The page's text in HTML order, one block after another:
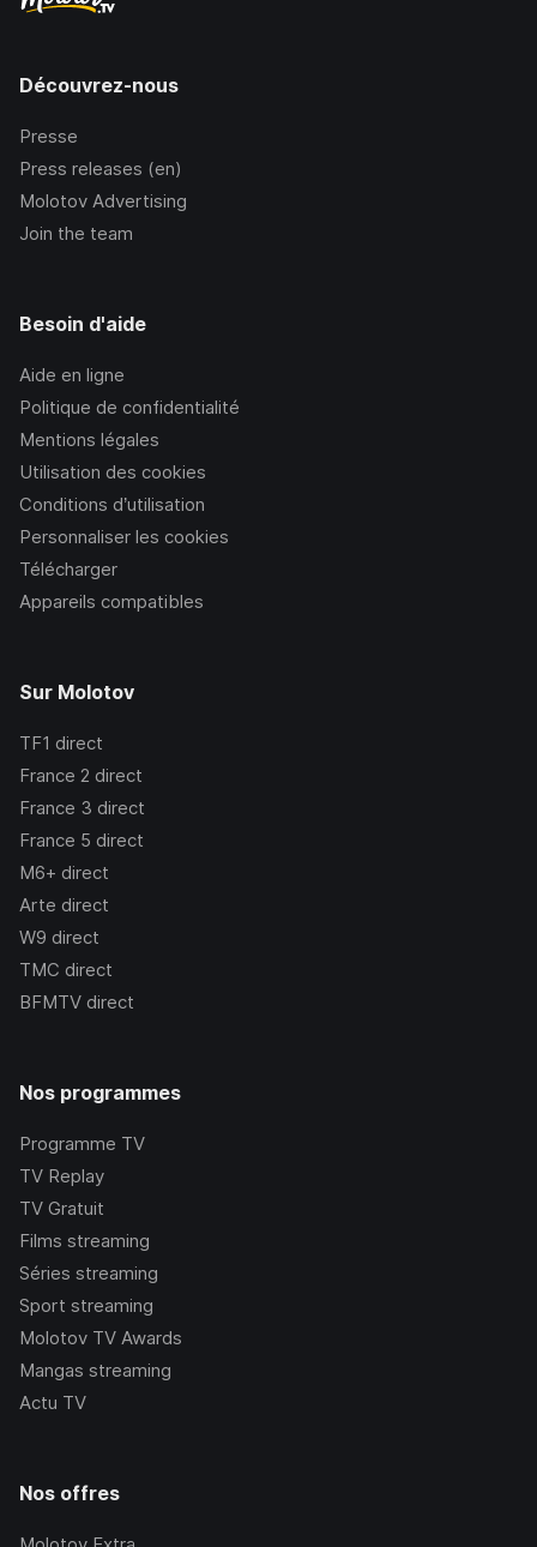
Découvrez-nous
Presse
Press releases (en)
Molotov Advertising
Join the team
Besoin d'aide
Aide en ligne
Politique de confidentialité
Mentions légales
Utilisation des cookies
Conditions d’utilisation
Personnaliser les cookies
Télécharger
Appareils compatibles
Sur Molotov
TF1 direct
France 2 direct
France 3 direct
France 5 direct
M6+ direct
Arte direct
W9 direct
TMC direct
BFMTV direct
Nos programmes
Programme TV
TV Replay
TV Gratuit
Films streaming
Séries streaming
Sport streaming
Molotov TV Awards
Mangas streaming
Actu TV
Nos offres